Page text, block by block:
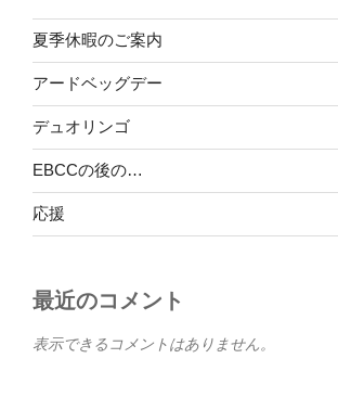
夏季休暇のご案内
アードベッグデー
デュオリンゴ
EBCCの後の…
応援
最近のコメント
表示できるコメントはありません。